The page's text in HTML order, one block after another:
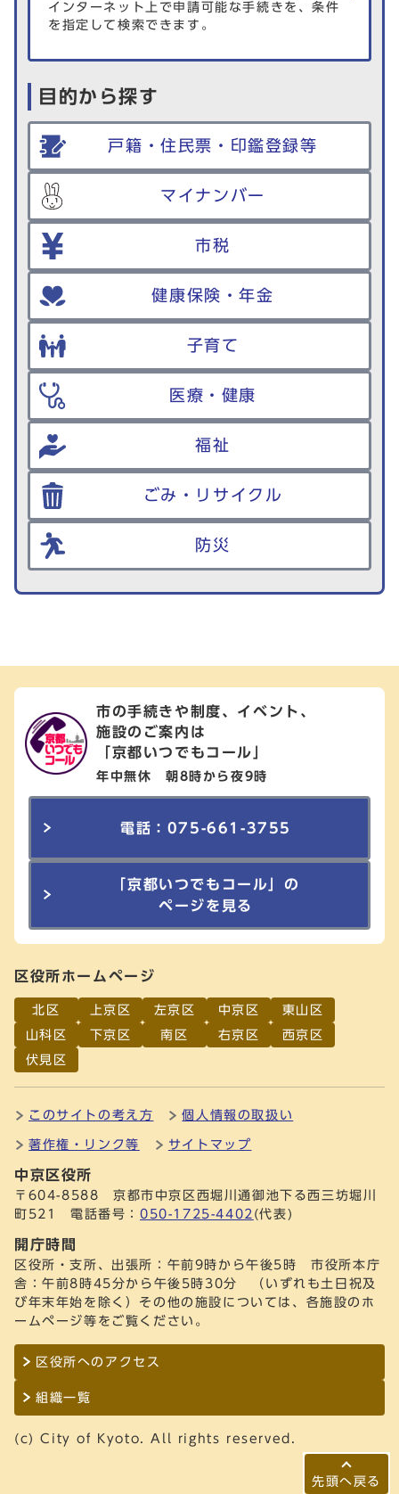
インターネット上で申請可能な手続きを、条件
を指定して検索できます。
目的から探す
戸籍・住民票・印鑑登録等
マイナンバー
市税
健康保険・年金
子育て
医療・健康
福祉
ごみ・リサイクル
防災
先頭へ戻る
市の手続きや制度、イベント、
施設のご案内は
「京都いつでもコール」
年中無休 朝8時から夜9時
電話：075-661-3755
「京都いつでもコール」の
ページを見る
区役所ホームページ
北区 上京区 左京区 中京区
東山区
山科区
下京区 南区 右京区
西京区
伏見区
このサイトの考え方 個人情報の取扱い
著作権・リンク等 サイトマップ
中京区役所
〒604-8588 京都市中京区西堀川通御池下る西三坊堀川
町521 電話番号： 050-1725-4402 (代表)
開庁時間
区役所・支所、出張所：午前9時から午後5時 市役所本庁
舎：午前8時45分から午後5時30分 （いずれも土日祝及
び年末年始を除く）その他の施設については、各施設のホ
ームページ等をご覧ください。
区役所へのアクセス
組織一覧
(c) City of Kyoto. All rights reserved.